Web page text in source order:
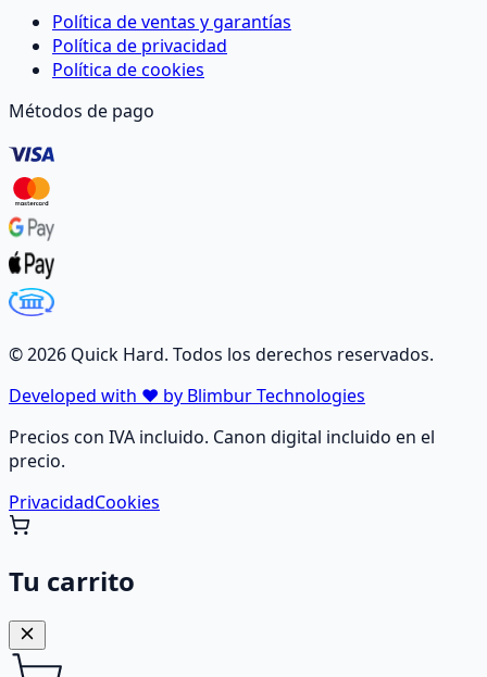
Política de ventas y garantías
Política de privacidad
Política de cookies
Métodos de pago
©2026 Quick Hard. Todos los derechos reservados.
Developed with ❤️ by Blimbur Technologies
Precios con IVA incluido. Canon digital incluido en el
precio.
PrivacidadCookies
Tu carrito